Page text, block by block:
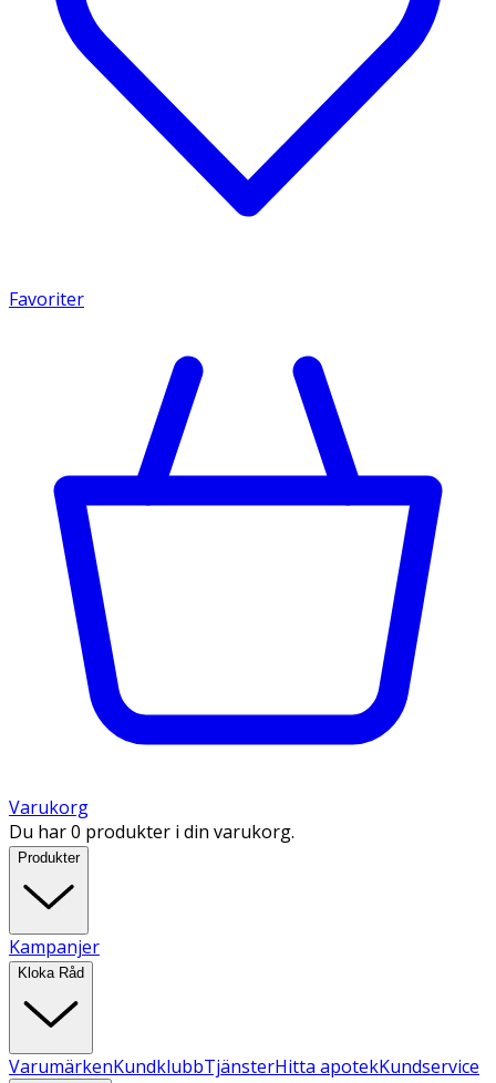
Favoriter
Varukorg
Du har 0 produkter i din varukorg.
Produkter
Kampanjer
Kloka Råd
VarumärkenKundklubbTjänsterHitta apotekKundservice